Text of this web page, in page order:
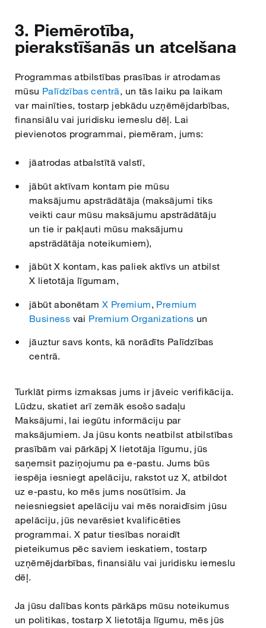
3. Piemērotība,
pierakstīšanās un atcelšana
Programmas atbilstības prasības ir atrodamas
mūsu Palīdzības centrā, un tās laiku pa laikam
var mainīties, tostarp jebkādu uzņēmējdarbības,
finansiālu vai juridisku iemeslu dēļ. Lai
pievienotos programmai, piemēram, jums:
jāatrodas atbalstītā valstī,
jābūt aktīvam kontam pie mūsu
maksājumu apstrādātāja (maksājumi tiks
veikti caur mūsu maksājumu apstrādātāju
un tie ir pakļauti mūsu maksājumu
apstrādātāja noteikumiem),
jābūt X kontam, kas paliek aktīvs un atbilst
X lietotāja līgumam,
jābūt abonētamX Premium, Premium
Business vai Premium Organizations un
jāuztur savs konts, kā norādīts Palīdzības
centrā.
Turklāt pirms izmaksas jums ir jāveic verifikācija.
Lūdzu, skatiet arī zemāk esošo sadaļu
Maksājumi, lai iegūtu informāciju par
maksājumiem. Ja jūsu konts neatbilst atbilstības
prasībām vai pārkāpj X lietotāja līgumu, jūs
saņemsit paziņojumu pa e-pastu. Jums būs
iespēja iesniegt apelāciju, rakstot uz X, atbildot
uz e-pastu, ko mēs jums nosūtīsim. Ja
neiesniegsiet apelāciju vai mēs noraidīsim jūsu
apelāciju, jūs nevarēsiet kvalificēties
programmai. X patur tiesības noraidīt
pieteikumus pēc saviem ieskatiem, tostarp
uzņēmējdarbības, finansiālu vai juridisku iemeslu
dēļ.
Ja jūsu dalības konts pārkāps mūsu noteikumus
un politikas, tostarp X lietotāja līgumu, mēs jūs